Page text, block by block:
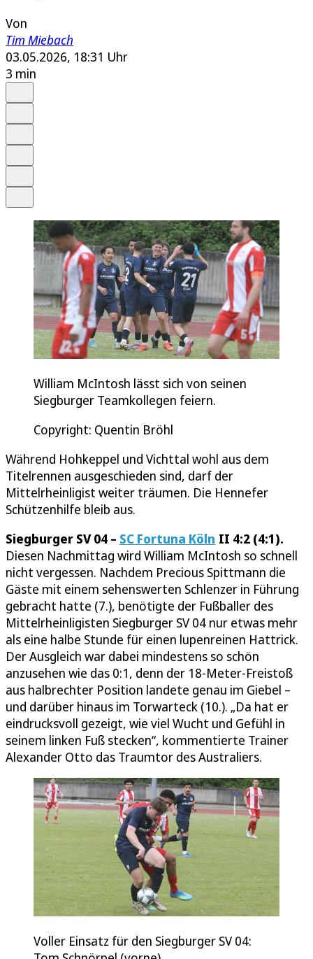
Von
Tim Miebach
03.05.2026, 18:31 Uhr
3 min
William McIntosh lässt sich von seinen
Siegburger Teamkollegen feiern.
Copyright: Quentin Bröhl
Während Hohkeppel und Vichttal wohl aus dem
Titelrennen ausgeschieden sind, darf der
Mittelrheinligist weiter träumen. Die Hennefer
Schützenhilfe bleib aus.
Siegburger SV 04 – SC Fortuna Köln II 4:2 (4:1).
Diesen Nachmittag wird William McIntosh so schnell
nicht vergessen. Nachdem Precious Spittmann die
Gäste mit einem sehenswerten Schlenzer in Führung
gebracht hatte (7.), benötigte der Fußballer des
Mittelrheinligisten Siegburger SV 04 nur etwas mehr
als eine halbe Stunde für einen lupenreinen Hattrick.
Der Ausgleich war dabei mindestens so schön
anzusehen wie das 0:1, denn der 18-Meter-Freistoß
aus halbrechter Position landete genau im Giebel –
und darüber hinaus im Torwarteck (10.). „Da hat er
eindrucksvoll gezeigt, wie viel Wucht und Gefühl in
seinem linken Fuß stecken“, kommentierte Trainer
Alexander Otto das Traumtor des Australiers.
Voller Einsatz für den Siegburger SV 04: